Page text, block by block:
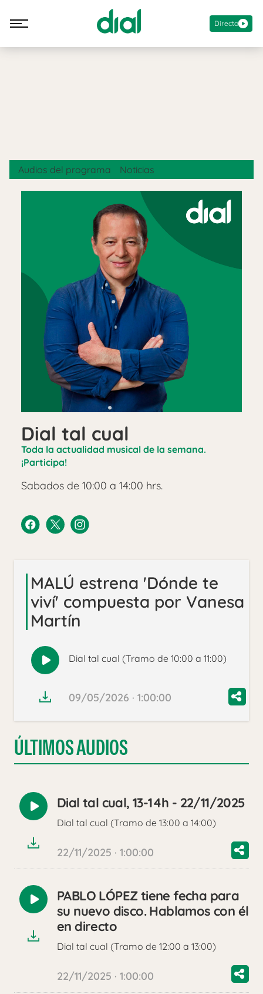
Directo
Dial tal cual
Toda la actualidad musical de la semana.
¡Participa!
Sabados de 10:00 a 14:00 hrs.
Audios del programa Noticias
MALÚ estrena 'Dónde te
viví' compuesta por Vanesa
Martín
Reproducir
audio
Dial tal cual (Tramo de 10:00 a 11:00)
09/05/2026 · 1:00:00
ÚLTIMOS AUDIOS
Reproducir
audio
Dial tal cual, 13-14h - 22/11/2025
Dial tal cual (Tramo de 13:00 a 14:00)
22/11/2025 · 1:00:00
Reproducir
audio
PABLO LÓPEZ tiene fecha para
su nuevo disco. Hablamos con él
en directo
Dial tal cual (Tramo de 12:00 a 13:00)
22/11/2025 · 1:00:00